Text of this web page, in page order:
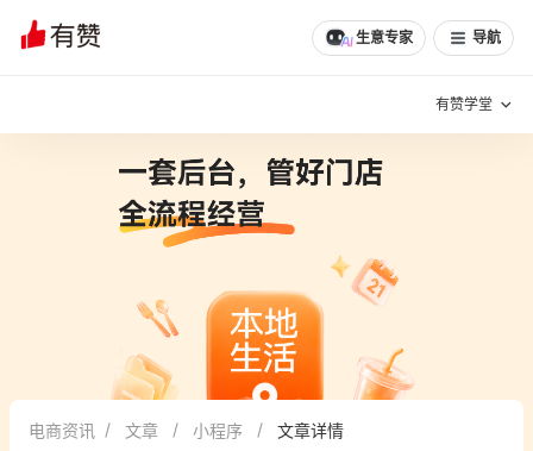
生意专家 导航
有赞学堂
增长方法
有赞专家说
新零售最佳实践
面对面聊增长
文章 问诊 分享
电商资讯 文章 小程序 文章详情